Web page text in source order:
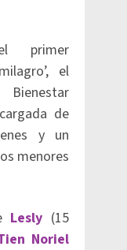
primer
el
de
y un
menores
Lesly (15
Noriel